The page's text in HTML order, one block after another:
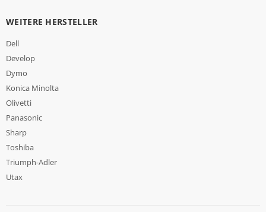
WEITERE HERSTELLER
Dell
Develop
Dymo
Konica Minolta
Olivetti
Panasonic
Sharp
Toshiba
Triumph-Adler
Utax